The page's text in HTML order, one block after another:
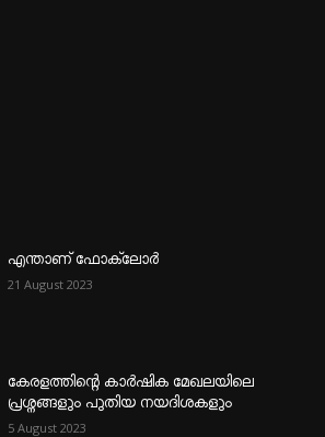
എന്താണ്‌ ഫോക്‌ലോർ
21 August 2023
കേരളത്തിന്റെ കാർഷിക മേഖലയിലെ
പ്രശ്നങ്ങളും പുതിയ നയദിശകളും
5 August 2023